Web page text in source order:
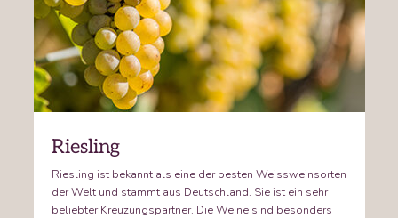
Riesling
Riesling ist bekannt als eine der besten Weissweinsorten
der Welt und stammt aus Deutschland. Sie ist ein sehr
beliebter Kreuzungspartner. Die Weine sind besonders